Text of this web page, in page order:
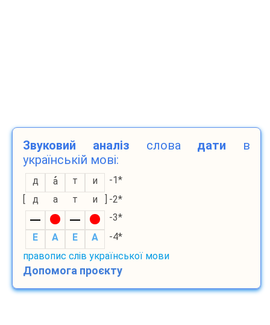
Звуковий аналіз слова дати в
українській мові:
д а т и
-1*
[
д а т и ] -2*
-3*
E
A E A
-4*
правопис слів української мови
Допомога проєкту